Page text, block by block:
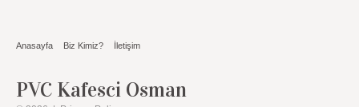
Anasayfa Biz Kimiz? İletişim
PVC Kafesci Osman